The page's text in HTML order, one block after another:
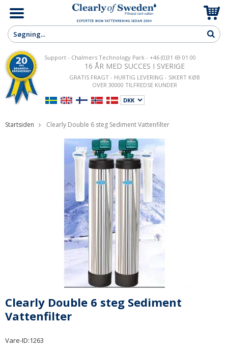
Support - Chalmers Technology Park - +46 (0)31 69 01 00
16 ÅR MED SUCCES I SVERIGE
GRATIS FRAGT - HURTIG LEVERING - SIKERT KØB
OVER 30000 TILFREDSE KUNDER
Startsiden Clearly Double 6 steg Sediment Vattenfilter
Clearly Double 6 steg Sediment
Vattenfilter
Vare-ID:1263